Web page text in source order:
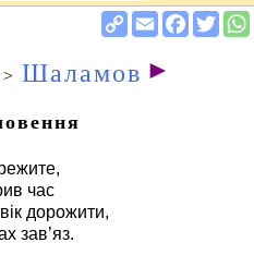
> Шаламов ►
час
дорожити,
зав’яз.